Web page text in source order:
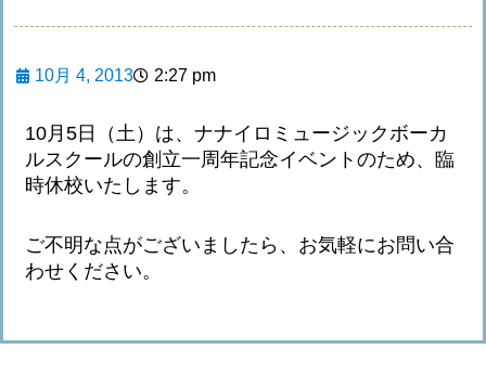
10月 4, 2013 2:27 pm
10月5日（土）は、ナナイロミュージックボーカ
ルスクールの創立一周年記念イベントのため、臨
時休校いたします。
ご不明な点がございましたら、お気軽にお問い合
わせください。